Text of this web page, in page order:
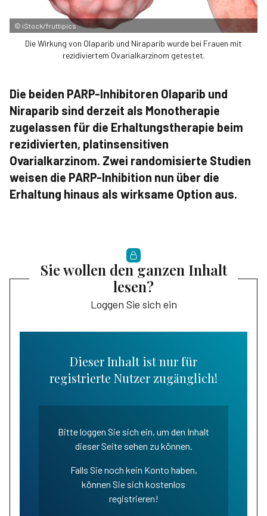
© iStock/fruttipics
Die Wirkung von Olaparib und Niraparib wurde bei Frauen mit
rezidiviertem Ovarialkarzinom getestet.
Die beiden PARP-Inhibitoren Olaparib und
Niraparib sind derzeit als Monotherapie
zugelassen für die Erhaltungstherapie beim
rezidivierten, platinsensitiven
Ovarialkarzinom. Zwei randomisierte Studien
weisen die PARP-Inhibition nun über die
Erhaltung hinaus als wirksame Option aus.
Sie wollen den ganzen Inhalt
lesen?
Loggen Sie sich ein
Dieser Inhalt ist nur für
registrierte Nutzer zugänglich!
Bitte loggen Sie sich ein, um den Inhalt
dieser Seite sehen zu können.
Falls Sie noch kein Konto haben,
können Sie sich kostenlos
registrieren!